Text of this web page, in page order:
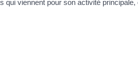
viennent pour son activité